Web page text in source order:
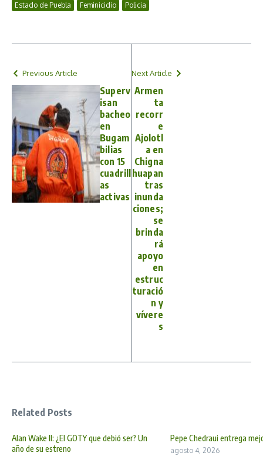
Estado de Puebla
Feminicidio Policia
Previous Article
Superv
isan
bacheo
en
Bugam
bilias
con 15
cuadrill
as
activas
Next Article
Armen
ta
recorr
e
Ajolotl
a en
Chigna
huapan
tras
inunda
ciones;
se
brinda
rá
apoyo
en
estruc
turació
n y
vívere
s
Related Posts
Alan Wake II: ¿El GOTY que debió ser? Un
año de su estreno
Pepe Chedraui entrega
agosto 4, 2026